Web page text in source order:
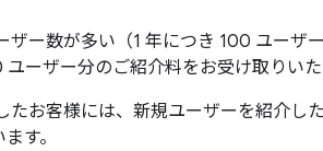
ー数が多い（1 年につき 100 ユーザ
ーザー分のご紹介料をお受け取りいた
お客様には、新規ユーザーを紹介し
す。